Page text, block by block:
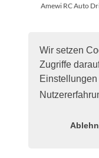
Wir setzen
Zugriffe
Amewi RC Auto
Amewi RC Auto
Amewi RC